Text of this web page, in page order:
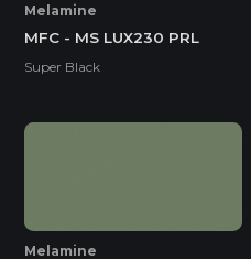
Melamine
MFC - MS LUX230 PRL
Super Black
Melamine